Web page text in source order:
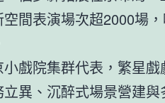
間表演場次超2000場
戲院集群代表，繁星
異、沉醉式場景營建